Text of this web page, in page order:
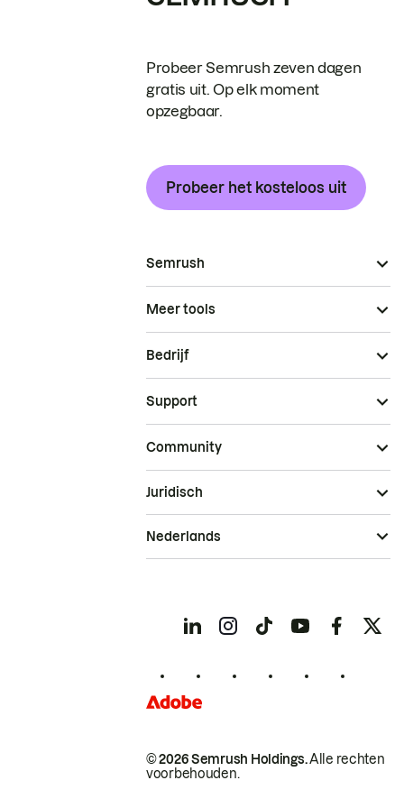
Probeer Semrush zeven dagen
gratis uit. Op elk moment
opzegbaar.
Probeer het kosteloos uit
Semrush
Meer tools
Bedrijf
Support
Community
© 2026 Semrush Holdings.Alle rechten
voorbehouden.
Juridisch
Nederlands